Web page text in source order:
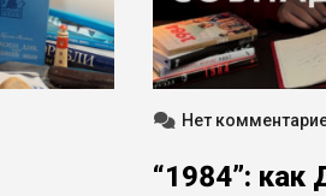
Нет
“1984”: